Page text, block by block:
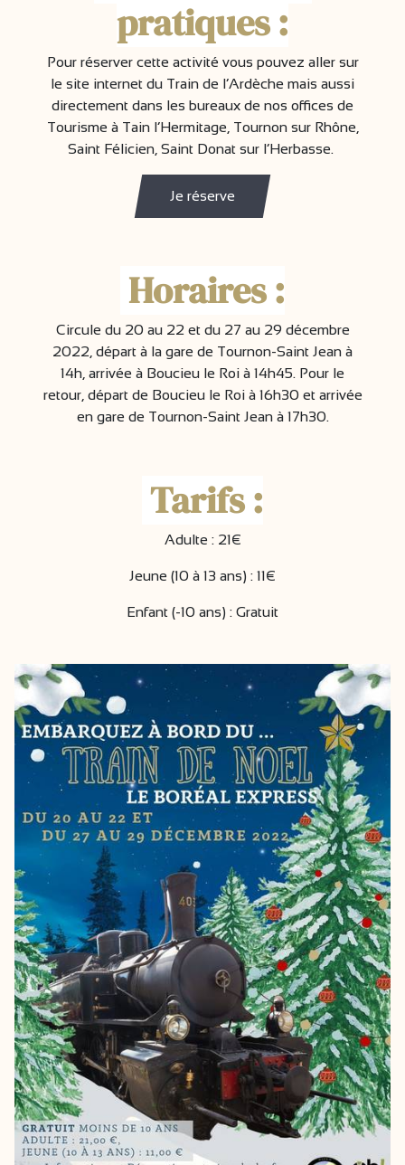
pratiques :
Pour réserver cette activité vous pouvez aller sur
le site internet du Train de l’Ardèche mais aussi
directement dans les bureaux de nos offices de
Tourisme à Tain l’Hermitage, Tournon sur Rhône,
Saint Félicien, Saint Donat sur l’Herbasse.
Je réserve
Horaires :
Circule du 20 au 22 et du 27 au 29 décembre
2022, départ à la gare de Tournon-Saint Jean à
14h, arrivée à Boucieu le Roi à 14h45. Pour le
retour, départ de Boucieu le Roi à 16h30 et arrivée
en gare de Tournon-Saint Jean à 17h30.
Tarifs :
Adulte : 21€
Jeune (10 à 13 ans) : 11€
Enfant (-10 ans) : Gratuit